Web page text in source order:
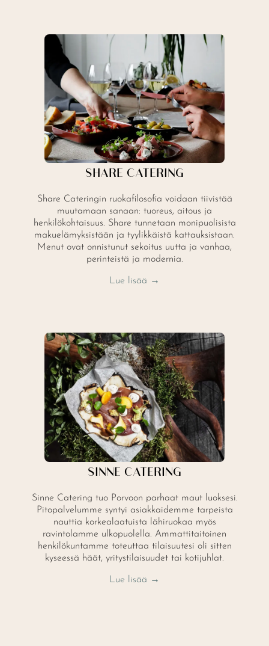
SHARE CATERING
Share Cateringin ruokafilosofia voidaan tiivistää
muutamaan sanaan: tuoreus, aitous ja
henkilökohtaisuus. Share tunnetaan monipuolisista
makuelämyksistään ja tyylikkäistä kattauksistaan.
Menut ovat onnistunut sekoitus uutta ja vanhaa,
perinteistä ja modernia.
Lue lisää →
SINNE CATERING
Sinne Catering tuo Porvoon parhaat maut luoksesi.
Pitopalvelumme syntyi asiakkaidemme tarpeista
nauttia korkealaatuista lähiruokaa myös
ravintolamme ulkopuolella. Ammattitaitoinen
henkilökuntamme toteuttaa tilaisuutesi oli sitten
kyseessä häät, yritystilaisuudet tai kotijuhlat.
Lue lisää →